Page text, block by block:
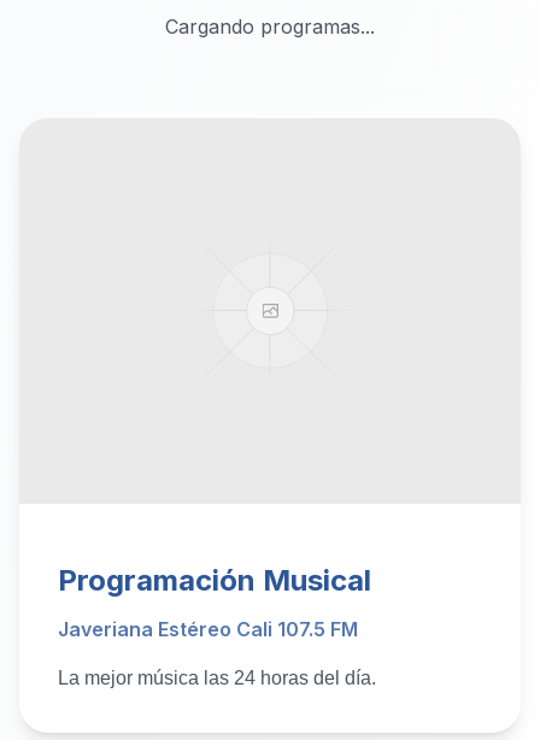
Cargando programas...
Programación Musical
Javeriana Estéreo Cali 107.5 FM
La mejor música las 24 horas del día.